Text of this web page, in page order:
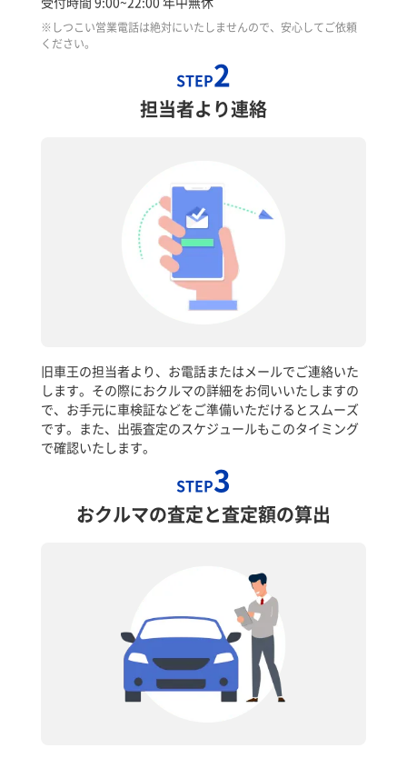
※しつこい営業電話は絶対にいたしませんので、安心してご依頼
ください。
STEP2
担当者より連絡
旧車王の担当者より、お電話またはメールでご連絡いた
します。その際におクルマの詳細をお伺いいたしますの
で、お手元に車検証などをご準備いただけるとスムーズ
です。また、出張査定のスケジュールもこのタイミング
で確認いたします。
STEP3
おクルマの査定と査定額の算出